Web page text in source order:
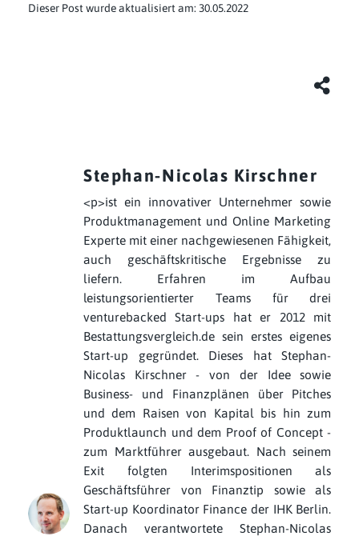
Dieser Post wurde aktualisiert am: 30.05.2022
Stephan-Nicolas Kirschner
<p>ist ein innovativer Unternehmer sowie
Produktmanagement und Online Marketing
Experte mit einer nachgewiesenen Fähigkeit,
auch geschäftskritische Ergebnisse zu
liefern. Erfahren im Aufbau
leistungsorientierter Teams für drei
venturebacked Start-ups hat er 2012 mit
Bestattungsvergleich.de sein erstes eigenes
Start-up gegründet. Dieses hat Stephan-
Nicolas Kirschner - von der Idee sowie
Business- und Finanzplänen über Pitches
und dem Raisen von Kapital bis hin zum
Produktlaunch und dem Proof of Concept -
zum Marktführer ausgebaut. Nach seinem
Exit folgten Interimspositionen als
Geschäftsführer von Finanztip sowie als
Start-up Koordinator Finance der IHK Berlin.
Danach verantwortete Stephan-Nicolas